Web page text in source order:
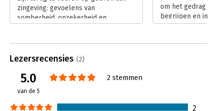
zingeving: gevoelens van
somberheid, onzekerheid en
ons hebben vrijgemaakt van de
groepsstructuren en daarmee
En nu voelen we ons verlaten en in
verwarring.
om het gedrag
begrijpen en
ons gedrag
zoals het gezin
Lezersrecensies (2)
5.0
van de 5
2 stemmen
2